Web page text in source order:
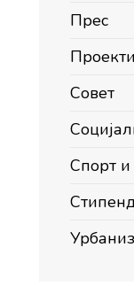
Прес
Проекти
Совет
Спорт